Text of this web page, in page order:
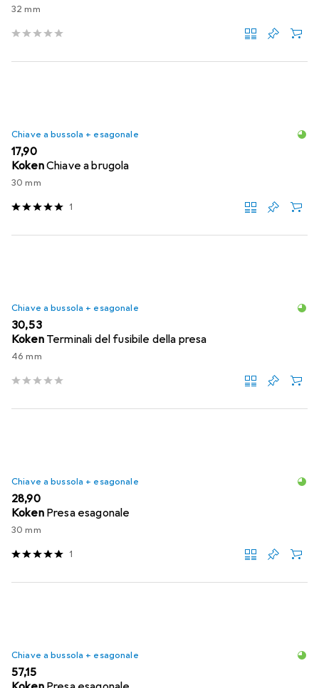
32 mm
Chiave a bussola + esagonale
EUR
17,90
KokenChiave a brugola
30 mm
1
Chiave a bussola + esagonale
EUR
30,53
Koken Terminali del fusibile della presa
46 mm
Chiave a bussola + esagonale
EUR
28,90
Koken Presa esagonale
30 mm
1
Chiave a bussola + esagonale
EUR
57,15